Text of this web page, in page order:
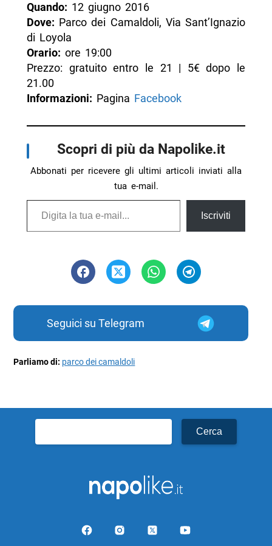
Quando: 12 giugno 2016
Dove: Parco dei Camaldoli, Via Sant’Ignazio
di Loyola
Orario: ore 19:00
Prezzo: gratuito entro le 21 | 5€ dopo le
21.00
Informazioni: Pagina Facebook
Scopri di più da Napolike.it
Abbonati per ricevere gli ultimi articoli inviati alla
tua e-mail.
Digita la tua e-mail...
Iscriviti
Seguici su Telegram
Parliamo di: parco dei camaldoli
per: